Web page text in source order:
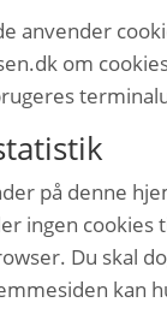
anvender
om
på denne
ingen cookies
Du skal
kan